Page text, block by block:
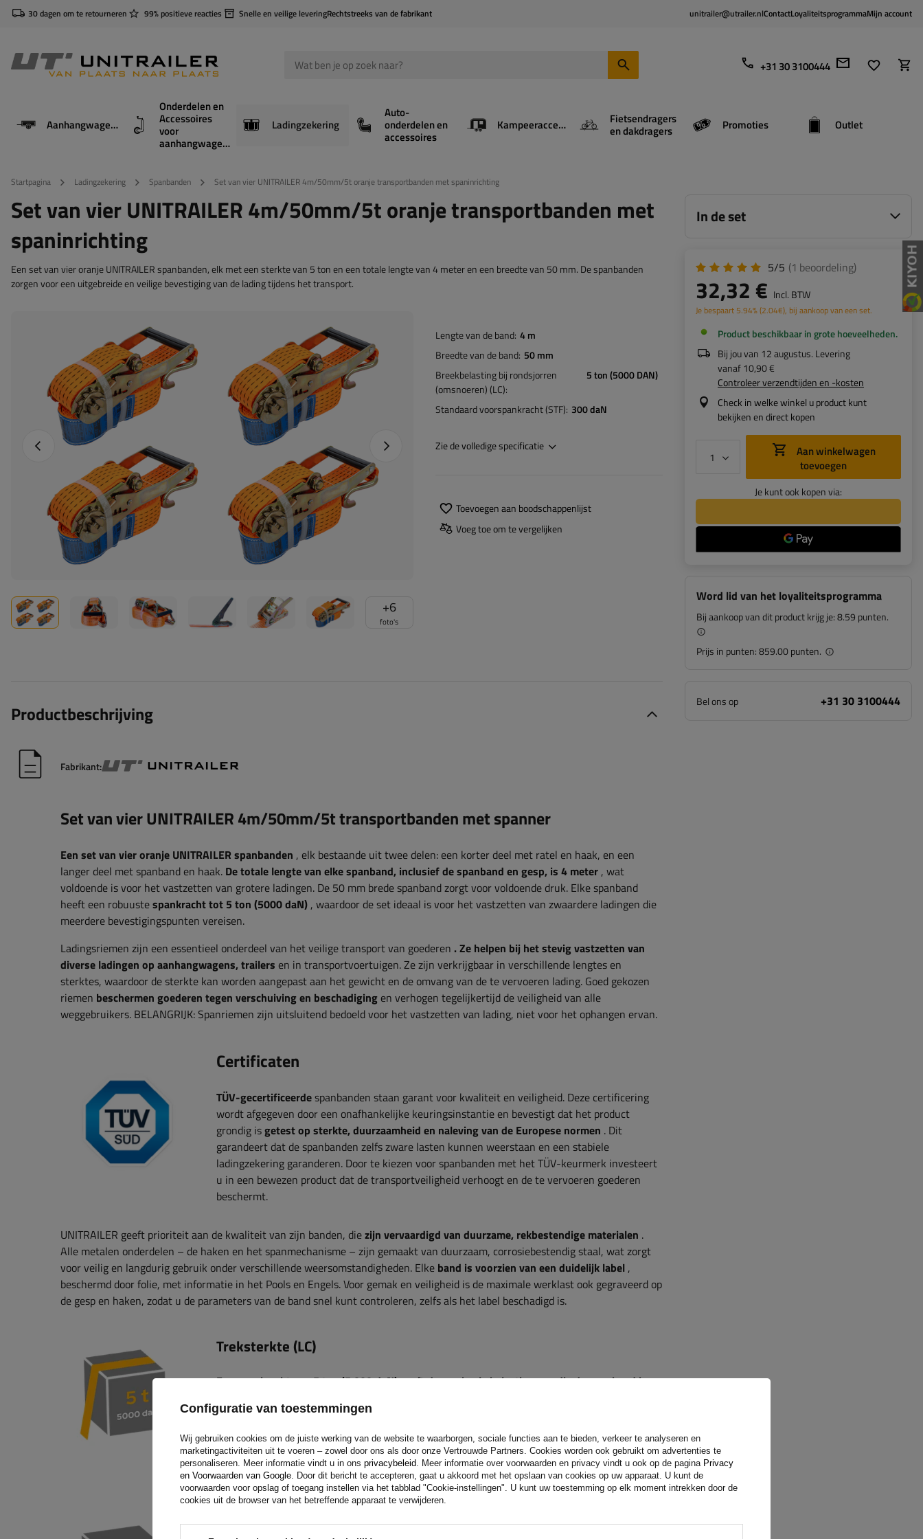
30 dagen om te retourneren 99% positieve reacties Snelle en veilige leveringRechtstreeks van de fabrikant unitrailer@utrailer.nlContactLoyaliteitsprogrammaMijn account
+31 30 3100444
Aanhangwagens
Onderdelen en
Accessoires
voor
aanhangwagens
Ladingzekering
Auto-
onderdelen en
accessoires
Kampeeraccessoires Fietsendragers
en dakdragers Promoties Outlet
Startpagina Ladingzekering Spanbanden Set van vier UNITRAILER 4m/50mm/5t oranje transportbanden met spaninrichting
Set van vier UNITRAILER 4m/50mm/5t oranje transportbanden met
spaninrichting
Een set van vier oranje UNITRAILER spanbanden, elk met een sterkte van 5 ton en een totale lengte van 4 meter en een breedte van 50 mm. De spanbanden
zorgen voor een uitgebreide en veilige bevestiging van de lading tijdens het transport.
+6
foto's
Vorige foto Naprawa produktu
Lengte van de band 4 m
Breedte van de band 50 mm
Breekbelasting bij rondsjorren
(omsnoeren) (LC)
5 ton (5000 DAN)
Standaard voorspankracht (STF) 300 daN
Zie de volledige specificatie
Toevoegen aan boodschappenlijst
Voeg toe om te vergelijken
In de set
5/5 (1 beoordeling)
32,32 € Incl. BTW
Je bespaart 5.94%(2.04€), bij aankoop van een set.
Product beschikbaar in grote hoeveelheden
Bij jou van 12 augustus. Levering
vanaf10,90 €
Controleer verzendtijden en -kosten
Check in welke winkel u product kunt
bekijken en direct kopen
toevoegen
Je kunt ook kopen via:
Word lid van het loyaliteitsprogramma
Bij aankoop van dit product krijg je:8.59 punten.
Prijs in punten:859.00 punten.
Bel ons op +31 30 3100444
Productbeschrijving
Fabrikant:
Set van vier UNITRAILER 4m/50mm/5t transportbanden met spanner
Een set van vier oranje UNITRAILER spanbanden , elk bestaande uit twee delen: een korter deel met ratel en haak, en een
langer deel met spanband en haak. De totale lengte van elke spanband, inclusief de spanband en gesp, is 4 meter , wat
voldoende is voor het vastzetten van grotere ladingen. De 50 mm brede spanband zorgt voor voldoende druk. Elke spanband
heeft een robuustespankracht tot 5 ton (5000 daN) , waardoor de set ideaal is voor het vastzetten van zwaardere ladingen die
meerdere bevestigingspunten vereisen.
Ladingsriemen zijn een essentieel onderdeel van het veilige transport van goederen . Ze helpen bij het stevig vastzetten van
diverse ladingen op aanhangwagens, trailers en in transportvoertuigen. Ze zijn verkrijgbaar in verschillende lengtes en
sterktes, waardoor de sterkte kan worden aangepast aan het gewicht en de omvang van de te vervoeren lading. Goed gekozen
riemen beschermen goederen tegen verschuiving en beschadiging en verhogen tegelijkertijd de veiligheid van alle
weggebruikers. BELANGRIJK: Spanriemen zijn uitsluitend bedoeld voor het vastzetten van lading, niet voor het ophangen ervan.
Certificaten
TÜV-gecertificeerdespanbanden staan ​​garant voor kwaliteit en veiligheid. Deze certificering
wordt afgegeven door een onafhankelijke keuringsinstantie en bevestigt dat het product
grondig isgetest op sterkte, duurzaamheid en naleving van de Europese normen . Dit
garandeert dat de spanbanden zelfs zware lasten kunnen weerstaan ​​en een stabiele
ladingzekering garanderen. Door te kiezen voor spanbanden met het TÜV-keurmerk investeert
u in een bewezen product dat de transportveiligheid verhoogt en de te vervoeren goederen
beschermt.
UNITRAILER geeft prioriteit aan de kwaliteit van zijn banden, diezijn vervaardigd van duurzame, rekbestendige materialen .
Alle metalen onderdelen – de haken en het spanmechanisme – zijn gemaakt van duurzaam, corrosiebestendig staal, wat zorgt
voor veilig en langdurig gebruik onder verschillende weersomstandigheden. Elke band is voorzien van een duidelijk label ,
beschermd door folie, met informatie in het Pools en Engels. Voor gemak en veiligheid is de maximale werklast ook gegraveerd op
de gesp en haken, zodat u de parameters van de band snel kunt controleren, zelfs als het label beschadigd is.
Treksterkte (LC)
Een spankracht van 5 ton (5.000 daN)geeftde maximale belasting aan die de spanband kan
zijden aan de vloer wordt bevestigd. Deze manier van vastzetten zorgt voor een sterkere en
stabielere ladingzekering omdat de kracht over beide delen van de spanband wordt verdeeld,
waardoor het risico op schade bij hogere belastingen wordt verminderd.
Rechte treksterkte (LC)
Configuratie van toestemmingen
Wij gebruiken cookies om de juiste werking van de website te waarborgen, sociale functies aan te bieden, verkeer te analyseren en
marketingactiviteiten uit te voeren – zowel door ons als door onze Vertrouwde Partners. Cookies worden ook gebruikt om advertenties te
personaliseren. Meer informatie vindt u in ons privacybeleid. Meer informatie over voorwaarden en privacy vindt u ook op de pagina Privacy
en Voorwaarden van Google. Door dit bericht te accepteren, gaat u akkoord met het opslaan van cookies op uw apparaat. U kunt de
voorwaarden voor opslag of toegang instellen via het tabblad "Cookie-instellingen". U kunt uw toestemming op elk moment intrekken door de
cookies uit de browser van het betreffende apparaat te verwijderen.